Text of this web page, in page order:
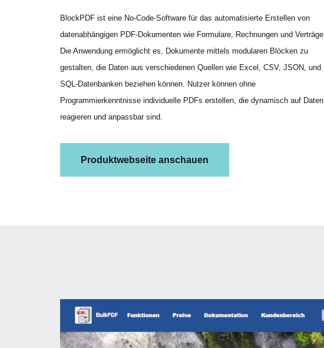
BlockPDF ist eine No-Code-Software für das automatisierte Erstellen von
datenabhängigen PDF-Dokumenten wie Formulare, Rechnungen und Verträge.
Die Anwendung ermöglicht es, Dokumente mittels modularen Blöcken zu
gestalten, die Daten aus verschiedenen Quellen wie Excel, CSV, JSON, und
SQL-Datenbanken beziehen können. Nutzer können ohne
Programmierkenntnisse individuelle PDFs erstellen, die dynamisch auf Daten
reagieren und anpassbar sind.
Produktwebseite anschauen